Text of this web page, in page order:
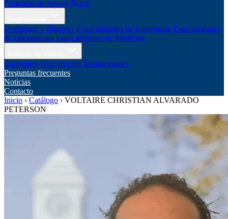
Programa de Apoyo Becas
Doctorado y Magíster Especialidades de Enfermería Especialidades
de Odontología Especialidades de Medicina
Convenios Documentos Institucionales
Preguntas frecuentes
Noticias
Contacto
Inicio › Catálogo › VOLTAIRE CHRISTIAN ALVARADO
PETERSON